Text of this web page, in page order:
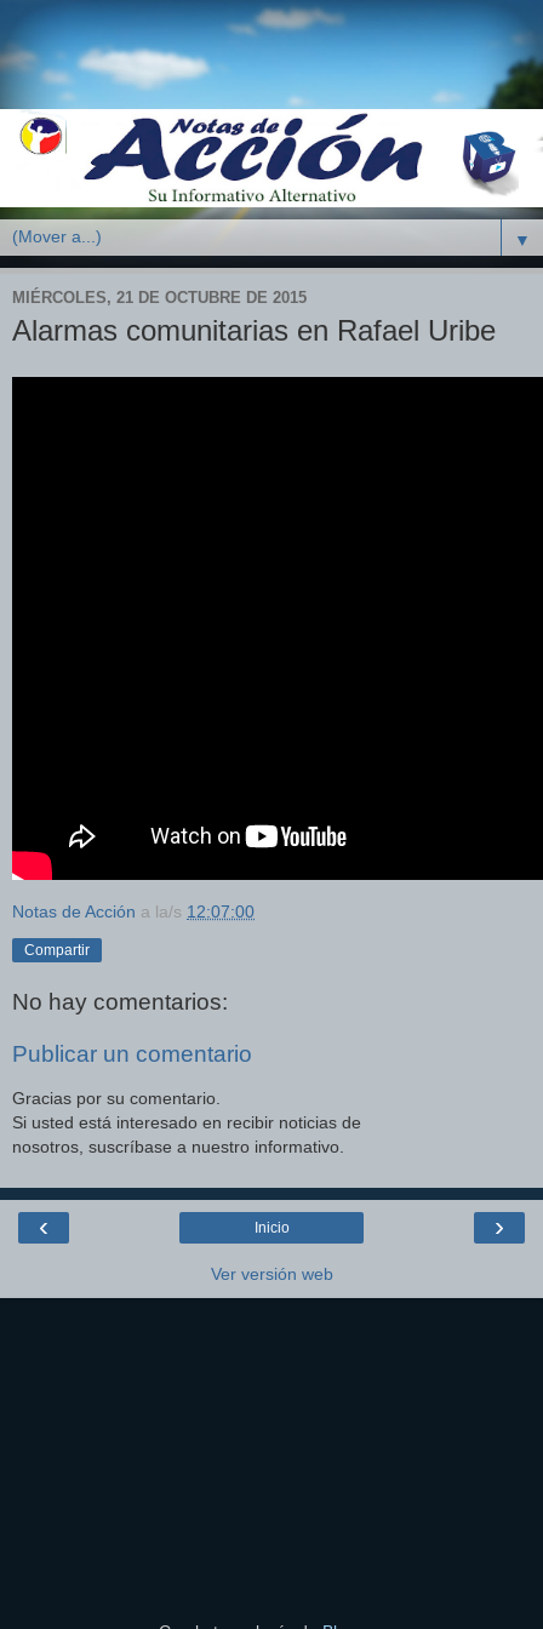
▼
MIÉRCOLES, 21 DE OCTUBRE DE 2015
Alarmas comunitarias en Rafael Uribe
Notas de Acción a la/s 12:07:00
Compartir
No hay comentarios:
Publicar un comentario
Gracias por su comentario.
Si usted está interesado en recibir noticias de
nosotros, suscríbase a nuestro informativo.
‹ ›
Inicio
Ver versión web